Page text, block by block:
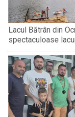
Lacul Bătrân din
spectaculoase